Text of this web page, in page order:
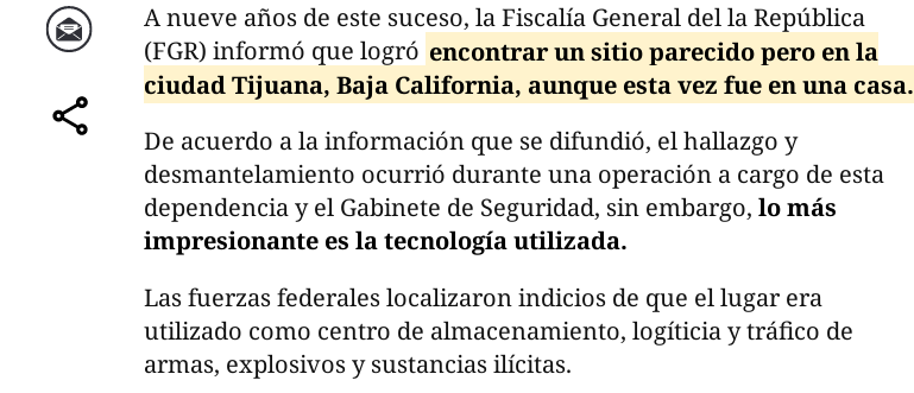
Correo
comparte
A nueve años de este suceso, la Fiscalía General del la República
(FGR) informó que logró encontrar un sitio parecido pero en la
ciudad Tijuana, Baja California, aunque esta vez fue en una casa.
De acuerdo a la información que se difundió, el hallazgo y
desmantelamiento ocurrió durante una operación a cargo de esta
dependencia y el Gabinete de Seguridad, sin embargo, lo más
impresionante es la tecnología utilizada.
Las fuerzas federales localizaron indicios de que el lugar era
utilizado como centro de almacenamiento, logíticia y tráfico de
armas, explosivos y sustancias ilícitas.